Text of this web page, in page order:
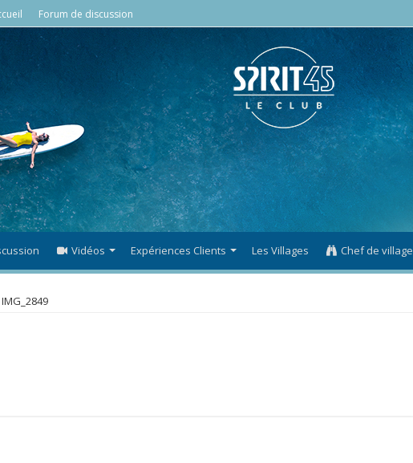
Forum de discussion
Vidéos Expériences Clients Les Villages Chef de village
IMG_2849